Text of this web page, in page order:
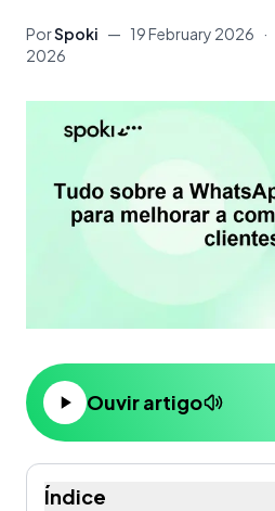
PorSpoki — 19 February 2026 ·
2026
Ouvir artigo
Índice